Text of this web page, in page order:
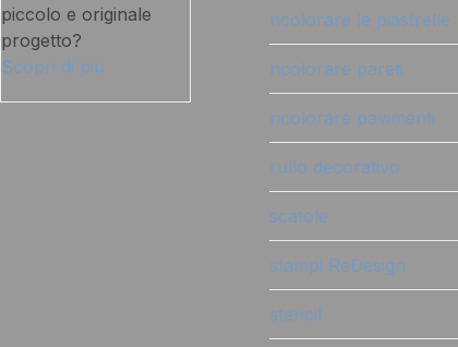
piccolo e originale
progetto?
Scopri di più
ricolorare le piastrelle
ricolorare pareti
ricolorare pavimenti
rullo decorativo
scatole
stampi ReDesign
stencil